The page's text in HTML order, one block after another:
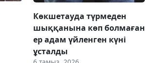
Көкшетауда түрмеден
шыққанына көп болмаған
ер адам үйленген күні
ұсталды